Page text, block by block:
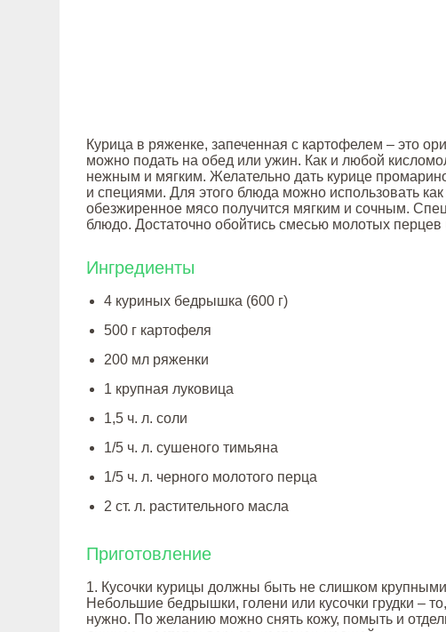
Курица в ряженке, запеченная с картофелем – это
можно подать на обед или ужин. Как и любой
нежным и мягким. Желательно дать курице
и специями. Для этого блюда можно использовать
обезжиренное мясо получится мягким и сочным.
блюдо. Достаточно обойтись смесью молотых
Ингредиенты
4 куриных бедрышка (600 г)
500 г картофеля
200 мл ряженки
1 крупная луковица
1,5 ч. л. соли
1/5 ч. л. сушеного тимьяна
1/5 ч. л. черного молотого перца
2 ст. л. растительного масла
Приготовление
1. Кусочки курицы должны быть не слишком
Небольшие бедрышки, голени или кусочки грудки –
нужно. По желанию можно снять кожу, помыть и